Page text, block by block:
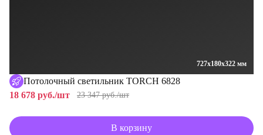
727x180x322 мм
Потолочный светильник TORCH 6828
18 678 руб./шт
23 347 руб./шт
В корзину